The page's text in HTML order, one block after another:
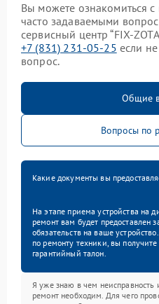
Вы можете ознакомиться
часто задаваемыми
сервисный центр “FIX-
+7 (831) 231-05-25 если
вопрос.
Общие
Вопросы по
Какие документы вы
На этапе приема устройства на
ремонт вам будет предоставлен
обязательств на ваше
по ремонту техники, вы
гарантийный талон.
Я уже знаю в чем неисправность
ремонт необходим. Для чего